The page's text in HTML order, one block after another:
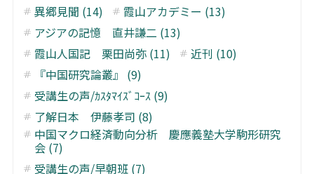
異郷見聞 (14)
霞山アカデミー (13)
アジアの記憶 直井謙二 (13)
霞山人国記 栗田尚弥 (11)
近刊 (10)
『中国研究論叢』 (9)
受講生の声/ｶｽﾀﾏｲｽﾞｺｰｽ (9)
了解日本 伊藤孝司 (8)
中国マクロ経済動向分析 慶應義塾大学駒形研究
会 (7)
受講生の声/早朝班 (7)